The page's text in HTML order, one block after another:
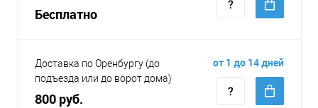
Бесплатно
Доставка по Оренбургу (до
подъезда или до ворот дома)
800 руб.
от 1 до 14 дней